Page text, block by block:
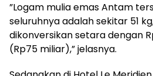
”Logam mulia emas Antam
seluruhnya adalah sekitar 51
dikonversikan setara dengan
(Rp75 miliar),” jelasnya.